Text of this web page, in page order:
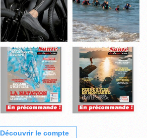
Découvrir le compte